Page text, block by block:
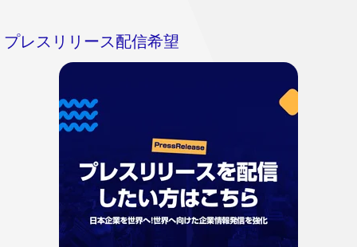
プレスリリース配信希望